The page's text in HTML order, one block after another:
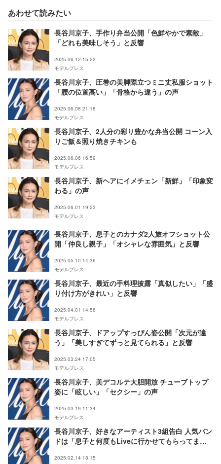
あわせて読みたい
長谷川京子、手作り弁当公開「色鮮やかで素敵」
「どれも美味しそう」と反響
2025.06.12 15:22
モデルプレス
長谷川京子、圧巻の美脚際立つミニ丈私服ショット
「腰の位置高い」「骨格から違う」の声
2025.06.08 21:18
モデルプレス
長谷川京子、2人分の彩り豊かな弁当公開 コーン入
りご飯＆照り焼きチキンも
2025.06.06 16:59
モデルプレス
長谷川京子、新ヘアにイメチェン「新鮮」「印象変
わる」の声
2025.06.01 19:23
モデルプレス
長谷川京子、息子とのカナダ2人旅オフショット公
開「仲良し親子」「オシャレな雰囲気」と反響
2025.05.10 14:36
モデルプレス
長谷川京子、最近の手料理披露「真似したい」「盛
り付け方がきれい」と反響
2025.04.01 14:56
モデルプレス
長谷川京子、ドアップすっぴん姿公開「次元が違
う」「美しすぎてずっと見てられる」と反響
2025.03.24 17:05
モデルプレス
長谷川京子、美デコルテ大胆開放 チューブトップ
姿に「眩しい」「セクシー」の声
2025.03.19 11:34
モデルプレス
長谷川京子、好きなアーティスト3組告白 人気バン
ドは「息子と何度もLiveに行かせてもらってま
2025.02.14 18:15